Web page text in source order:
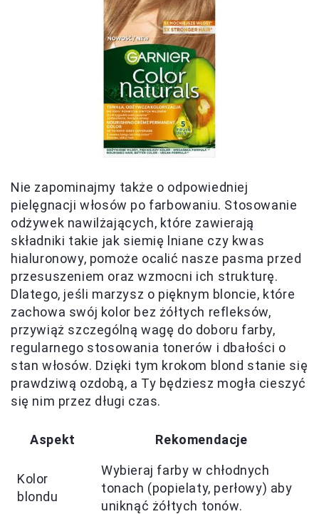
Nie zapominajmy także o odpowiedniej
pielęgnacji włosów po farbowaniu. Stosowanie
odżywek nawilżających, które zawierają
składniki takie jak siemię lniane czy kwas
hialuronowy, pomoże ocalić nasze pasma przed
przesuszeniem oraz wzmocni ich strukturę.
Dlatego, jeśli marzysz o pięknym bloncie, które
zachowa swój kolor bez żółtych refleksów,
przywiąż szczególną wagę do doboru farby,
regularnego stosowania tonerów i dbałości o
stan włosów. Dzięki tym krokom blond stanie się
prawdziwą ozdobą, a Ty będziesz mogła cieszyć
się nim przez długi czas.
Aspekt Rekomendacje
Kolor
blondu
Wybieraj farby w chłodnych
tonach (popielaty, perłowy) aby
uniknąć żółtych tonów.